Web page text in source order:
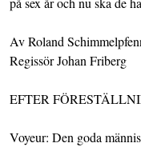
Av Roland
Regissör Johan Friberg
EFTER
Voyeur: Den goda